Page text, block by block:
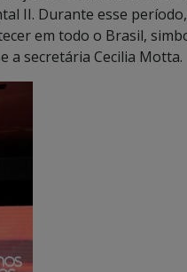
II. Durante esse
em todo o Brasil,
a secretária Cecilia Motta.